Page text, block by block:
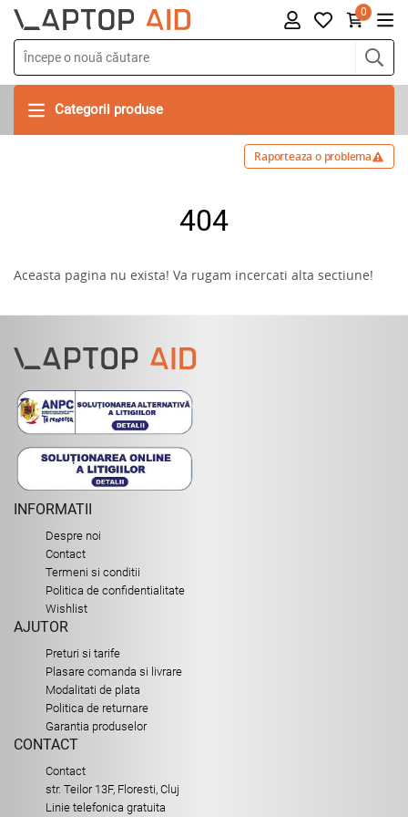
0
Categorii produse
Raporteaza o problema
404
Aceasta pagina nu exista! Va rugam incercati alta sectiune!
INFORMATII
Despre noi
Contact
Termeni si conditii
Politica de confidentialitate
Wishlist
AJUTOR
Preturi si tarife
Plasare comanda si livrare
Modalitati de plata
Politica de returnare
Garantia produselor
CONTACT
Contact
str. Teilor 13F, Floresti, Cluj
Linie telefonica gratuita